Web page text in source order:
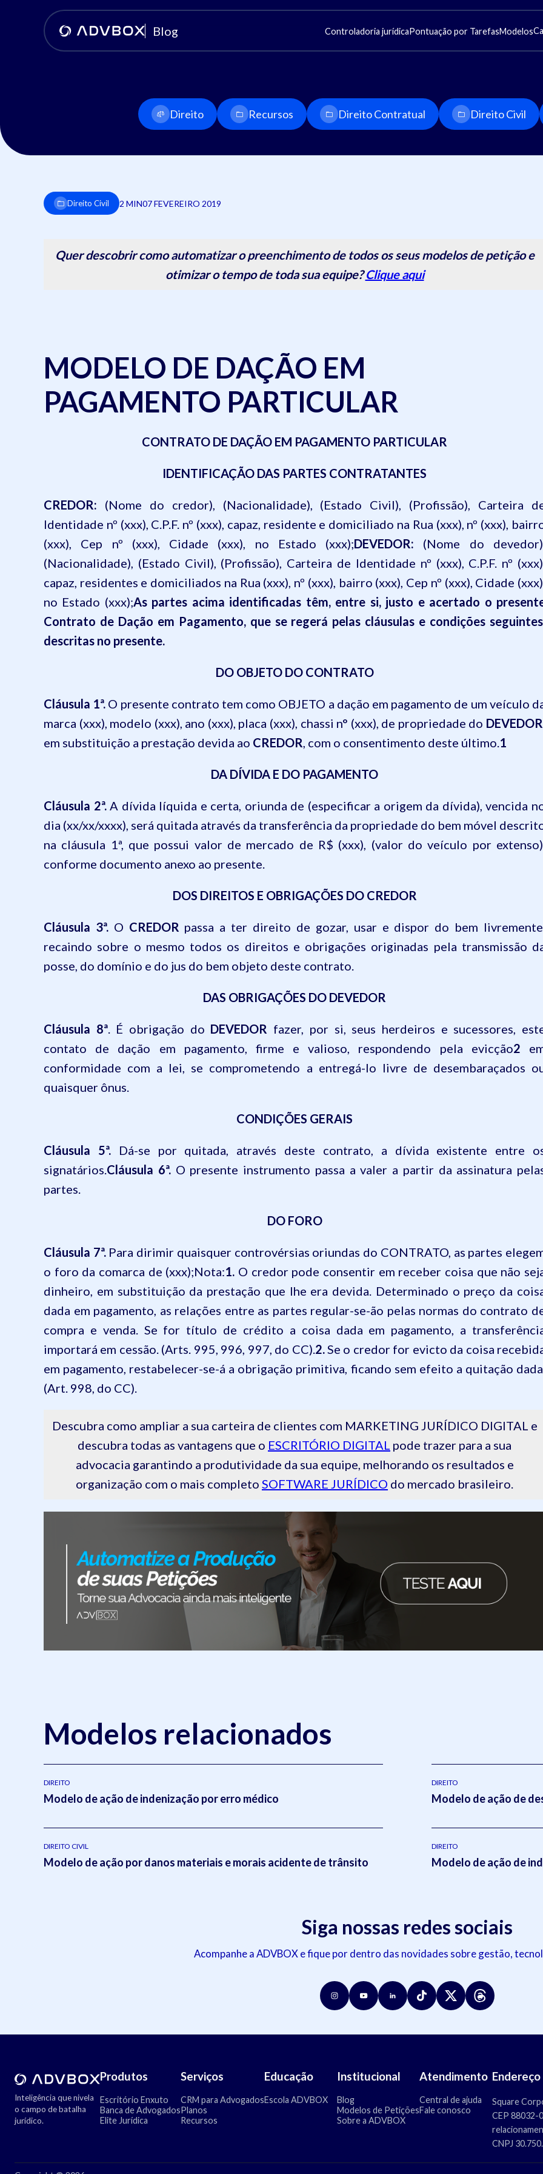
Blog Controladoria jurídicaPontuação por TarefasModelos
Direito Recursos Direito Contratual Direito Civil
Direito Civil 2 MIN07 FEVEREIRO 2019
Quer descobrir como automatizar o preenchimento de todos os seus modelos de petição e
otimizar o tempo de toda sua equipe?Clique aqui
MODELO DE DAÇÃO EM
PAGAMENTO PARTICULAR
CONTRATO DE DAÇÃO EM PAGAMENTO PARTICULAR
IDENTIFICAÇÃO DAS PARTES CONTRATANTES
CREDOR: (Nome do credor), (Nacionalidade), (Estado Civil), (Profissão), Carteira
Identidade nº (xxx), C.P.F. nº (xxx), capaz, residente e domiciliado na Rua (xxx), nº (xxx),
(xxx), Cep nº (xxx), Cidade (xxx), no Estado (xxx);DEVEDOR: (Nome do
(Nacionalidade), (Estado Civil), (Profissão), Carteira de Identidade nº (xxx), C.P.F. nº
capaz, residentes e domiciliados na Rua (xxx), nº (xxx), bairro (xxx), Cep nº (xxx), Cidade
no Estado (xxx);As partes acima identificadas têm, entre si, justo e acertado o
Contrato de Dação em Pagamento, que se regerá pelas cláusulas e condições
descritas no presente.
DO OBJETO DO CONTRATO
Cláusula 1ª. O presente contrato tem como OBJETO a dação em pagamento de um veículo
marca (xxx), modelo (xxx), ano (xxx), placa (xxx), chassi n° (xxx), de propriedade do DEVEDOR
em substituição a prestação devida ao CREDOR, com o consentimento deste último.1
DA DÍVIDA E DO PAGAMENTO
Cláusula 2ª.A dívida líquida e certa, oriunda de (especificar a origem da dívida), vencida
dia (xx/xx/xxxx), será quitada através da transferência da propriedade do bem móvel
na cláusula 1ª, que possui valor de mercado de R$ (xxx), (valor do veículo por
conforme documento anexo ao presente.
DOS DIREITOS E OBRIGAÇÕES DO CREDOR
Cláusula 3ª.O CREDOR passa a ter direito de gozar, usar e dispor do bem
recaindo sobre o mesmo todos os direitos e obrigações originadas pela transmissão
posse, do domínio e do jus do bem objeto deste contrato.
DAS OBRIGAÇÕES DO DEVEDOR
Cláusula 8ª. É obrigação do DEVEDOR fazer, por si, seus herdeiros e sucessores,
contato de dação em pagamento, firme e valioso, respondendo pela evicção2
conformidade com a lei, se comprometendo a entregá-lo livre de desembaraçados
quaisquer ônus.
CONDIÇÕES GERAIS
Cláusula 5ª.Dá-se por quitada, através deste contrato, a dívida existente entre
signatários.Cláusula 6ª.O presente instrumento passa a valer a partir da assinatura
partes.
DO FORO
Cláusula 7ª.Para dirimir quaisquer controvérsias oriundas do CONTRATO, as partes
o foro da comarca de (xxx);Nota:1. O credor pode consentir em receber coisa que não
dinheiro, em substituição da prestação que lhe era devida. Determinado o preço da
dada em pagamento, as relações entre as partes regular-se-ão pelas normas do contrato
compra e venda. Se for título de crédito a coisa dada em pagamento, a
importará em cessão. (Arts. 995, 996, 997, do CC).2.Se o credor for evicto da coisa
em pagamento, restabelecer-se-á a obrigação primitiva, ficando sem efeito a quitação
(Art. 998, do CC).
Descubra como ampliar a sua carteira de clientes com MARKETING JURÍDICO DIGITAL e
descubra todas as vantagens que o ESCRITÓRIO DIGITAL pode trazer para a sua
advocacia garantindo a produtividade da sua equipe, melhorando os resultados e
organização com o mais completo SOFTWARE JURÍDICO do mercado brasileiro.
Modelos relacionados
DIREITO
Modelo de ação de indenização por erro médico
DIREITO
Modelo de ação de
DIREITO CIVIL
Modelo de ação por danos materiais e morais acidente de trânsito
DIREITO
Modelo de ação de
Siga nossas redes sociais
Acompanhe a ADVBOX e fique por dentro das novidades sobre gestão,
Inteligência que nivela
o campo de batalha
jurídico.
Produtos
Escritório Enxuto
Banca de Advogados
Elite Jurídica
Serviços
CRM para Advogados
Planos
Recursos
Educação
Escola ADVBOX
Institucional
Blog
Modelos de Petições
Sobre a ADVBOX
Atendimento
Central de ajuda
Fale conosco
Endereço
Square
CEP 88032-
CNPJ